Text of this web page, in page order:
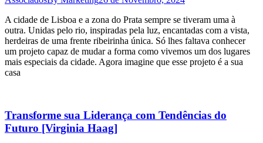
A cidade de Lisboa e a zona do Prata sempre se tiveram uma à
outra. Unidas pelo rio, inspiradas pela luz, encantadas com a vista,
herdeiras de uma frente ribeirinha única. Só lhes faltava conhecer
um projeto capaz de mudar a forma como vivemos um dos lugares
mais especiais da cidade. Agora imagine que esse projeto é a sua
casa
Transforme sua Liderança com Tendências do
Futuro [Virginia Haag]